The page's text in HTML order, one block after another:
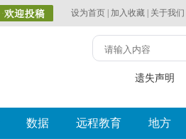
设为首页 加入收藏 关于我们
遗失声明
数据 远程教育 地方